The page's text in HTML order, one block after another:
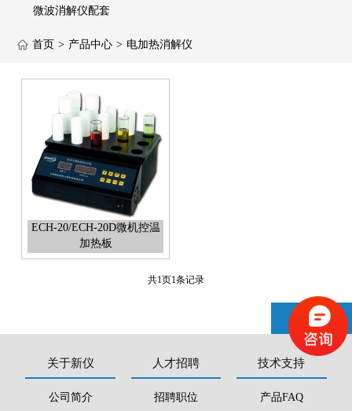
微波消解仪配套
首页 > 产品中心 > 电加热消解仪
ECH-20/ECH-20D微机控温
加热板
共1页1条记录
关于新仪
公司简介
人才招聘
招聘职位
技术支持
产品FAQ